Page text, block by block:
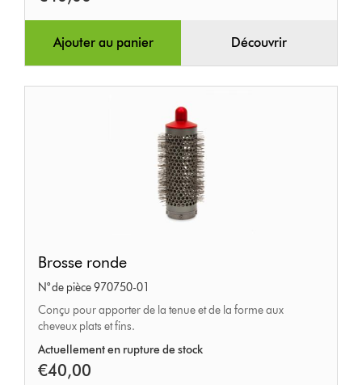
Ajouter au panier Découvrir
ronde
Brosse ronde
N° de pièce 970750-01
Conçu pour apporter de la tenue et de la forme aux
cheveux plats et fins.
Actuellement en rupture de stock
€40,00